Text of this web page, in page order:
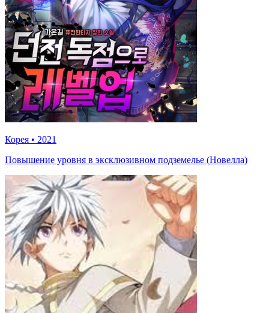
Корея • 2021
Повышение уровня в эксклюзивном подземелье (Новелла)